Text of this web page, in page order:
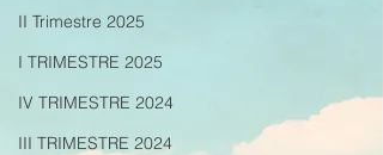
II Trimestre 2025
I TRIMESTRE 2025
IV TRIMESTRE 2024
III TRIMESTRE 2024